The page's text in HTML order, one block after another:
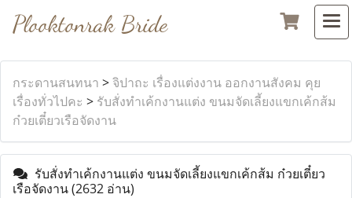
Plooktonrak Bride
กระดานสนทนา >จิปาถะ เรื่องแต่งงาน ออกงานสังคม คุย
เรื่องทั่วไปคะ > รับสั่งทำเค้กงานแต่ง ขนมจัดเลี้ยงแขกเค้กส้ม
ก๋วยเตี๋ยวเรือจัดงาน
รับสั่งทำเค้กงานแต่ง ขนมจัดเลี้ยงแขกเค้กส้ม ก๋วยเตี๋ยว
เรือจัดงาน(2632 อ่าน)